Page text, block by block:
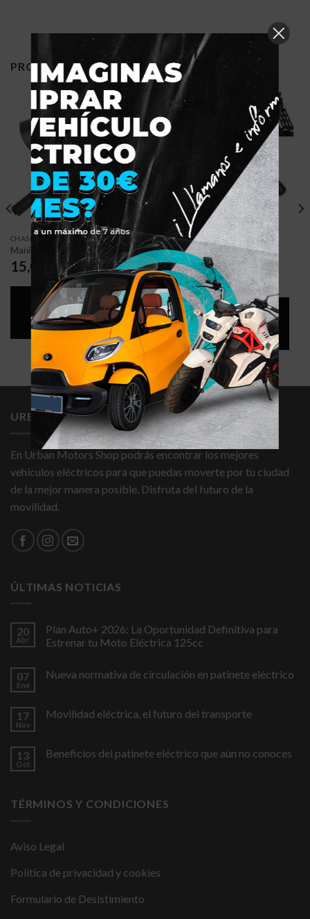
PRODUCTOS RELACIONADOS
CHASIS Y DIRECCIÓN
Manillar Xiaomi m365 y Pro
15,0
AÑADIR AL
CARRITO
CHASIS Y DIRECCIÓN
Suspensión delantera Mástil
Ecoxtrem – Azul
22,0€
AÑADIR AL
CARRITO
URBAN MOTORS SHOP
En Urban Motors Shop podrás encontrar los mejores
vehículos eléctricos para que puedas moverte por tu ciudad
de la mejor manera posible. Disfruta del futuro de la
movilidad.
ÚLTIMAS NOTICIAS
20
Abr
Plan Auto+ 2026: La Oportunidad Definitiva para
Estrenar tu Moto Eléctrica 125cc
07
Ene
Nueva normativa de circulación en patinete eléctrico
17
Nov
Movilidad eléctrica, el futuro del transporte
13
Oct
Beneficios del patinete eléctrico que aún no conoces
TÉRMINOS Y CONDICIONES
Aviso Legal
Política de privacidad y cookies
Formulario de Desistimiento